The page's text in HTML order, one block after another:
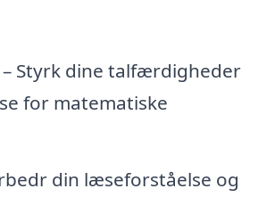
Styrk dine talfærdigheder
for matematiske
din læseforståelse og